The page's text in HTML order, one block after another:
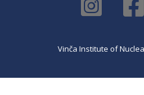
Vinča Institute of